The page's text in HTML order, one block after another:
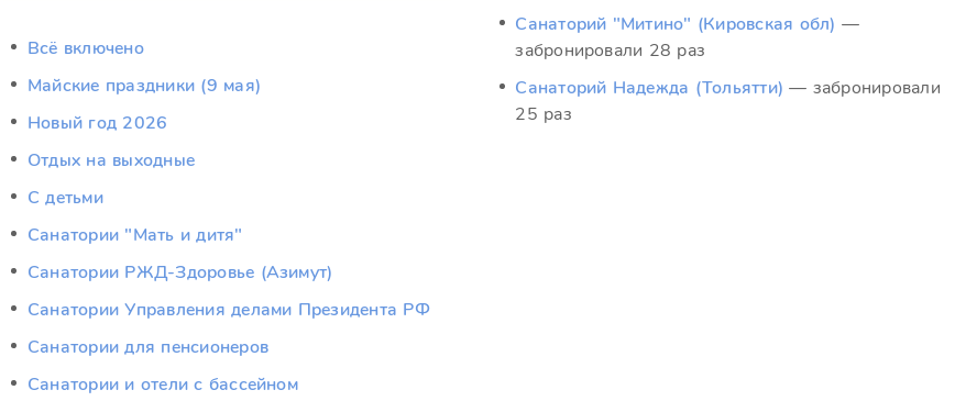
Всё включено
Майские праздники (9 мая)
Новый год 2026
Отдых на выходные
С детьми
Санатории "Мать и дитя"
Санатории РЖД-Здоровье (Азимут)
Санатории Управления делами Президента РФ
Санатории для пенсионеров
Санатории и отели с бассейном
Санаторий "Митино" (Кировская обл) —
забронировали 28 раз
Санаторий Надежда (Тольятти) — забронировали
25 раз